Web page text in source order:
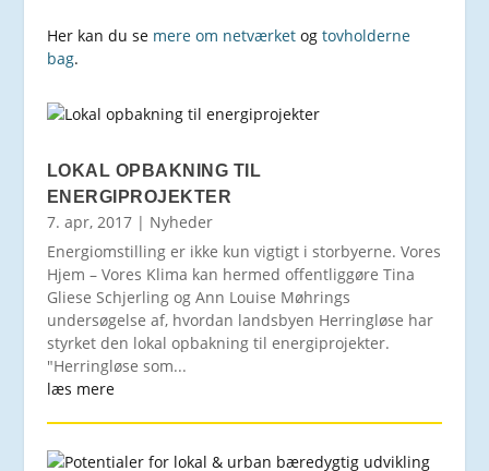
Her kan du se mere om netværketog tovholderne
bag.
LOKAL OPBAKNING TIL
ENERGIPROJEKTER
7. apr, 2017| Nyheder
Energiomstilling er ikke kun vigtigt i storbyerne. Vores
Hjem – Vores Klima kan hermed offentliggøre Tina
Gliese Schjerling og Ann­ Louise Møhrings
undersøgelse af, hvordan landsbyen Herringløse har
styrket den lokal opbakning til energiprojekter.
"Herringløse som...
læs mere